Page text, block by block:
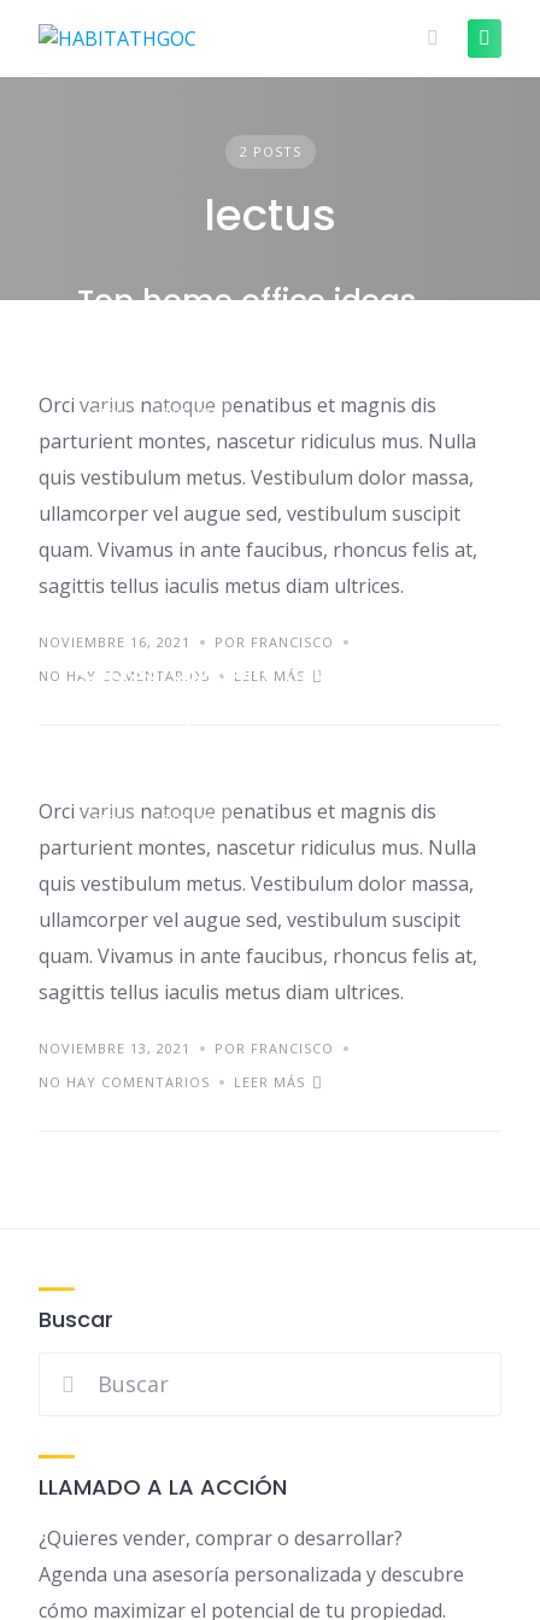
content
2 POSTS
lectus
TIPS TRENDS
Top home office ideas
Orci varius natoque penatibus et magnis dis
parturient montes, nascetur ridiculus mus. Nulla
quis vestibulum metus. Vestibulum dolor massa,
ullamcorper vel augue sed, vestibulum suscipit
quam. Vivamus in ante faucibus, rhoncus felis at,
sagittis tellus iaculis metus diam ultrices.
NOVIEMBRE 16, 2021
POR FRANCISCO
NO HAY COMENTARIOS
LEER MÁS
TIPS TRENDS
Class aptent taciti id
Orci varius natoque penatibus et magnis dis
parturient montes, nascetur ridiculus mus. Nulla
quis vestibulum metus. Vestibulum dolor massa,
ullamcorper vel augue sed, vestibulum suscipit
quam. Vivamus in ante faucibus, rhoncus felis at,
sagittis tellus iaculis metus diam ultrices.
NOVIEMBRE 13, 2021
POR FRANCISCO
NO HAY COMENTARIOS
LEER MÁS
Buscar
LLAMADO A LA ACCIÓN
¿Quieres vender, comprar o desarrollar?
Agenda una asesoría personalizada y descubre
cómo maximizar el potencial de tu propiedad.